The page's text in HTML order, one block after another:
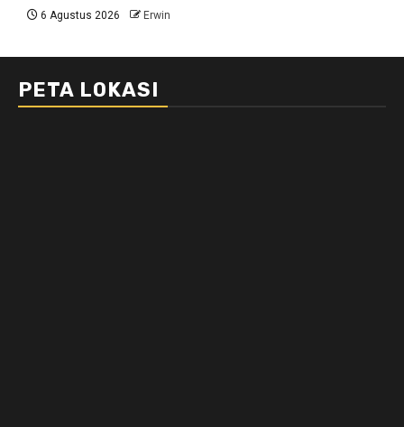
6 Agustus 2026 Erwin
PETA LOKASI